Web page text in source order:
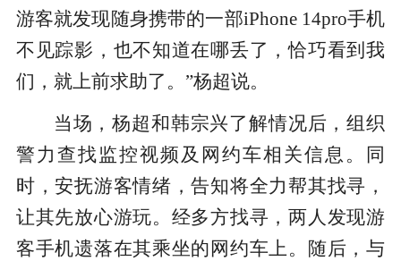
游客就发现随身携带的一部iPhone 14pro手机
不见踪影，也不知道在哪丢了，恰巧看到我
们，就上前求助了。”杨超说。
当场，杨超和韩宗兴了解情况后，组织
警力查找监控视频及网约车相关信息。同
时，安抚游客情绪，告知将全力帮其找寻，
让其先放心游玩。经多方找寻，两人发现游
客手机遗落在其乘坐的网约车上。随后，与